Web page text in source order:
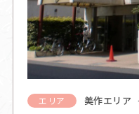
エリア 美作エリア